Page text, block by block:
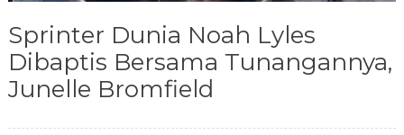
Sprinter Dunia Noah Lyles
Dibaptis Bersama Tunangannya,
Junelle Bromfield